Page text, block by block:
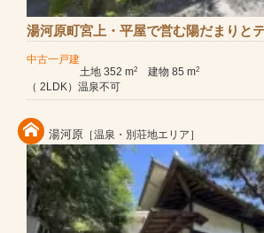
湯河原町宮上・平屋で営む陽だまりと
中古一戸建
土地 352 m2 建物 85 m2
（ 2LDK）温泉不可
湯河原 ［温泉・別荘地エリア］